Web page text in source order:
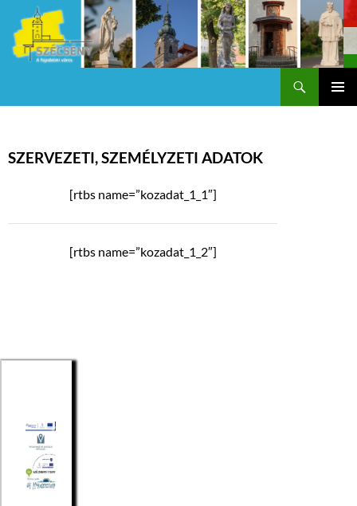
SZERVEZETI, SZEMÉLYZETI ADATOK
[rtbs name=”kozadat_1_1″]
[rtbs name=”kozadat_1_2″]